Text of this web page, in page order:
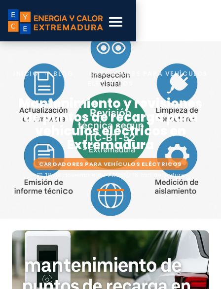
INICIO › BLOG
CARGADORES PARA VEHÍCULOS
ELÉCTRICOS
Mantenimiento y revisiones
de puntos de recarga para
vehículos eléctricos en
Extremadura
CARGADORES PARA VEHÍCULOS ELÉCTRICOS
📅 18 de noviembre de 2025
⏱ 16 min de lectura